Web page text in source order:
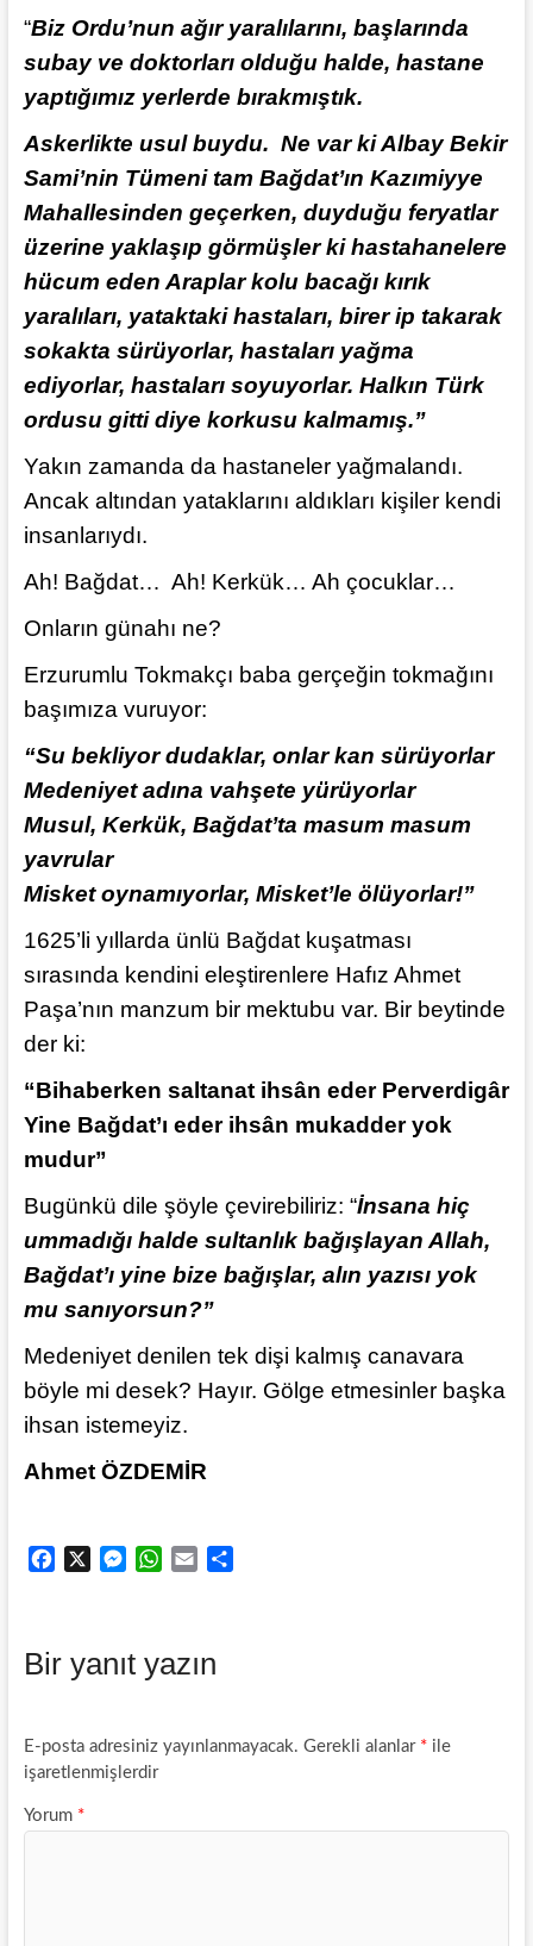
“Biz Ordu’nun ağır yaralılarını, başlarında
subay ve doktorları olduğu halde, hastane
yaptığımız yerlerde bırakmıştık.
Askerlikte usul buydu. Ne var ki Albay Bekir
Sami’nin Tümeni tam Bağdat’ın Kazımiyye
Mahallesinden geçerken, duyduğu feryatlar
üzerine yaklaşıp görmüşler ki hastahanelere
hücum eden Araplar kolu bacağı kırık
yaralıları, yataktaki hastaları, birer ip takarak
sokakta sürüyorlar, hastaları yağma
ediyorlar, hastaları soyuyorlar. Halkın Türk
ordusu gitti diye korkusu kalmamış.”
Yakın zamanda da hastaneler yağmalandı.
Ancak altından yataklarını aldıkları kişiler kendi
insanlarıydı.
Ah! Bağdat… Ah! Kerkük… Ah çocuklar…
Onların günahı ne?
Erzurumlu Tokmakçı baba gerçeğin tokmağını
başımıza vuruyor:
“Su bekliyor dudaklar, onlar kan sürüyorlar
Medeniyet adına vahşete yürüyorlar
Musul, Kerkük, Bağdat’ta masum masum
yavrular
Misket oynamıyorlar, Misket’le ölüyorlar!”
1625’li yıllarda ünlü Bağdat kuşatması
sırasında kendini eleştirenlere Hafız Ahmet
Paşa’nın manzum bir mektubu var. Bir beytinde
der ki:
“Bihaberken saltanat ihsân eder Perverdigâr
Yine Bağdat’ı eder ihsân mukadder yok
mudur”
Bugünkü dile şöyle çevirebiliriz: “İnsana hiç
ummadığı halde sultanlık bağışlayan Allah,
Bağdat’ı yine bize bağışlar, alın yazısı yok
mu sanıyorsun?”
Medeniyet denilen tek dişi kalmış canavara
böyle mi desek? Hayır. Gölge etmesinler başka
ihsan istemeyiz.
Ahmet ÖZDEMİR
b
k
M
e
e
r
W
s
p
l
Bir yanıt yazın
E-posta adresiniz yayınlanmayacak. Gerekli alanlar *ile
işaretlenmişlerdir
Yorum *